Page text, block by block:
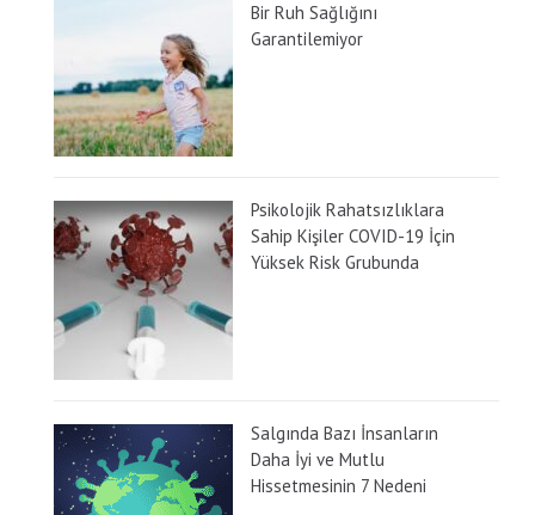
Bir Ruh Sağlığını
Garantilemiyor
Psikolojik Rahatsızlıklara
Sahip Kişiler COVID-19 İçin
Yüksek Risk Grubunda
Salgında Bazı İnsanların
Daha İyi ve Mutlu
Hissetmesinin 7 Nedeni